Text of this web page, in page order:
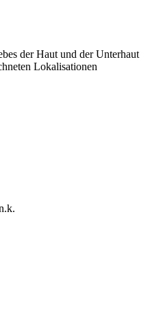
der Haut und der Unterhaut
Lokalisationen